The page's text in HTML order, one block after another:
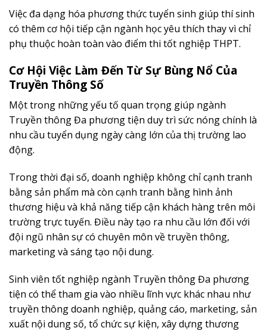
Việc đa dạng hóa phương thức tuyển sinh giúp thí sinh
có thêm cơ hội tiếp cận ngành học yêu thích thay vì chỉ
phụ thuộc hoàn toàn vào điểm thi tốt nghiệp THPT.
Cơ Hội Việc Làm Đến Từ Sự Bùng Nổ Của
Truyền Thông Số
Một trong những yếu tố quan trọng giúp ngành
Truyền thông Đa phương tiện duy trì sức nóng chính là
nhu cầu tuyển dụng ngày càng lớn của thị trường lao
động.
Trong thời đại số, doanh nghiệp không chỉ cạnh tranh
bằng sản phẩm mà còn cạnh tranh bằng hình ảnh
thương hiệu và khả năng tiếp cận khách hàng trên môi
trường trực tuyến. Điều này tạo ra nhu cầu lớn đối với
đội ngũ nhân sự có chuyên môn về truyền thông,
marketing và sáng tạo nội dung.
Sinh viên tốt nghiệp ngành Truyền thông Đa phương
tiện có thể tham gia vào nhiều lĩnh vực khác nhau như
truyền thông doanh nghiệp, quảng cáo, marketing, sản
xuất nội dung số, tổ chức sự kiện, xây dựng thương